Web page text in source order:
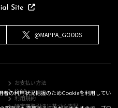
@MAPPA_GOODS
お支払い方法
Q&A
利用規約
特定商取引法に基づく表記
者の利用状況把握のためCookieを利用してい